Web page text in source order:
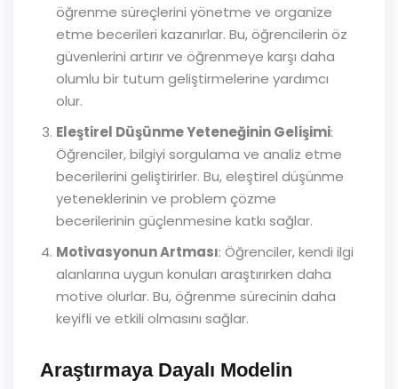
öğrenme süreçlerini yönetme ve organize
etme becerileri kazanırlar. Bu, öğrencilerin öz
güvenlerini artırır ve öğrenmeye karşı daha
olumlu bir tutum geliştirmelerine yardımcı
olur.
Eleştirel Düşünme Yeteneğinin Gelişimi:
Öğrenciler, bilgiyi sorgulama ve analiz etme
becerilerini geliştirirler. Bu, eleştirel düşünme
yeteneklerinin ve problem çözme
becerilerinin güçlenmesine katkı sağlar.
Motivasyonun Artması: Öğrenciler, kendi ilgi
alanlarına uygun konuları araştırırken daha
motive olurlar. Bu, öğrenme sürecinin daha
keyifli ve etkili olmasını sağlar.
Araştırmaya Dayalı Modelin